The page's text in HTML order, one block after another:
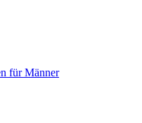
für Männer